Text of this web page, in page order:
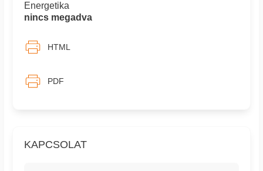
KAPCSOLAT
Energetika
nincs megadva
HTML
PDF